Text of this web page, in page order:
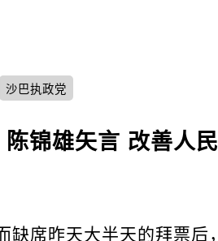
沙巴执政党
锦雄矢言 改善人
缺席昨天大半天的拜票后